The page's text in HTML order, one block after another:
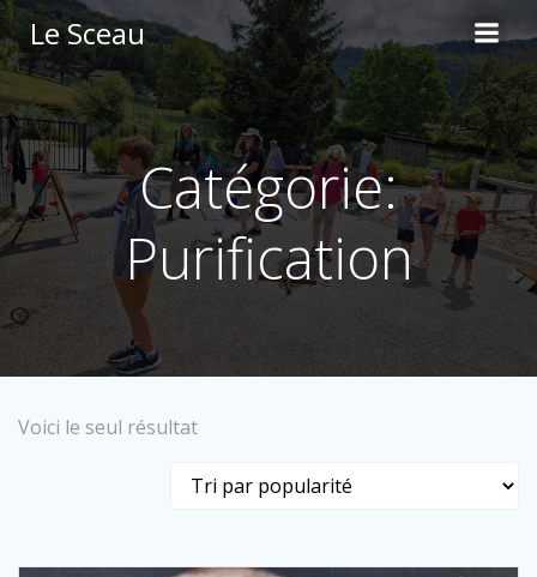
Aller
au
contenu
Le Sceau
Catégorie:
Purification
Voici le seul résultat